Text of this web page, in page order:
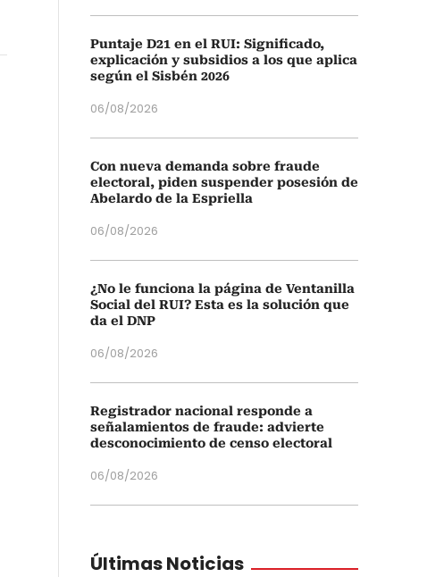
Puntaje D21 en el RUI: Significado,
explicación y subsidios a los que aplica
según el Sisbén 2026
06/08/2026
Con nueva demanda sobre fraude
electoral, piden suspender posesión de
Abelardo de la Espriella
06/08/2026
¿No le funciona la página de Ventanilla
Social del RUI? Esta es la solución que
da el DNP
06/08/2026
Registrador nacional responde a
señalamientos de fraude: advierte
desconocimiento de censo electoral
06/08/2026
Últimas Noticias